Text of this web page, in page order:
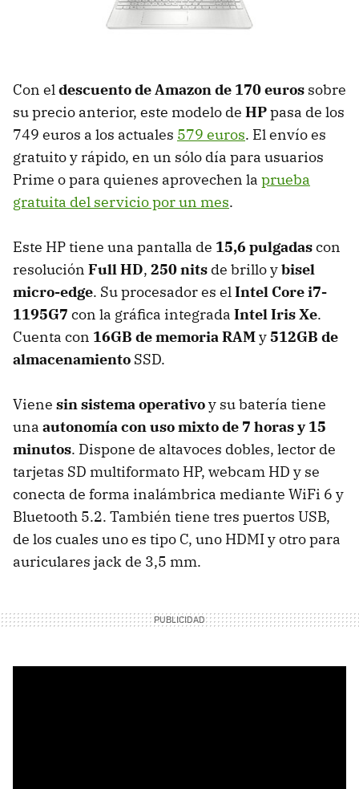
Con eldescuento de Amazon de 170 euros sobre
su precio anterior, este modelo de HPpasa de los
749 euros a los actuales 579 euros. El envío es
gratuito y rápido, en un sólo día para usuarios
Prime o para quienes aprovechen la prueba
gratuita del servicio por un mes.
Este HP tiene una pantalla de 15,6 pulgadascon
resolución Full HD, 250 nits de brillo ybisel
micro-edge. Su procesador es elIntel Core i7-
1195G7 con la gráfica integrada Intel Iris Xe.
Cuenta con 16GB de memoria RAMy512GB de
almacenamiento SSD.
Viene sin sistema operativoy su batería tiene
una autonomía con uso mixto de 7 horas y 15
minutos. Dispone de altavoces dobles, lector de
tarjetas SD multiformato HP, webcam HD y se
conecta de forma inalámbrica mediante WiFi 6 y
Bluetooth 5.2. También tiene tres puertos USB,
de los cuales uno es tipo C, uno HDMI y otro para
auriculares jack de 3,5 mm.